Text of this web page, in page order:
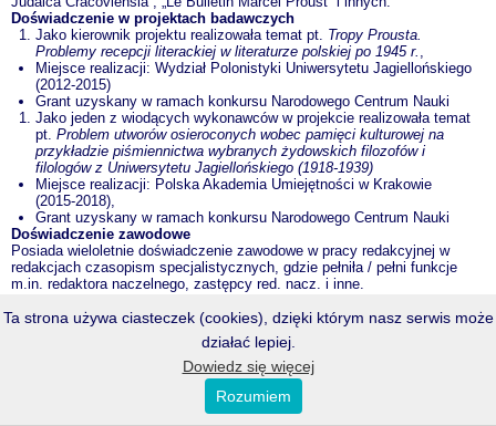
Doświadczenie w projektach badawczych
Jako kierownik projektu realizowała temat pt. Tropy Prousta.
Problemy recepcji literackiej w literaturze polskiej po 1945 r. ,
Miejsce realizacji: Wydział Polonistyki Uniwersytetu Jagiellońskiego
(2012-2015)
Grant uzyskany w ramach konkursu Narodowego Centrum Nauki
Jako jeden z wiodących wykonawców w projekcie realizowała temat
pt. Problem utworów osieroconych wobec pamięci kulturowej na
przykładzie piśmiennictwa wybranych żydowskich filozofów i
filologów z Uniwersytetu Jagiellońskiego (1918-1939)
Miejsce realizacji: Polska Akademia Umiejętności w Krakowie
(2015-2018),
Grant uzyskany w ramach konkursu Narodowego Centrum Nauki
Doświadczenie zawodowe
Posiada wieloletnie doświadczenie zawodowe w pracy redakcyjnej w
redakcjach czasopism specjalistycznych, gdzie pełniła / pełni funkcje
m.in. redaktora naczelnego, zastępcy red. nacz. i inne.
<<< p o w r ó t
PRZEŁĄCZ NA WERSJĘ DESKTOPOWĄ
Wszelkie prawa zastrzeżone.
powered byXmark
Ta strona używa ciasteczek (cookies), dzięki którym nasz serwis może
działać lepiej.
Dowiedz się więcej
Rozumiem